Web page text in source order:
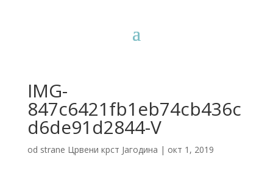
IMG-
847c6421fb1eb74cb436c
d6de91d2844-V
od strane Црвени крст Јагодина | окт 1, 2019